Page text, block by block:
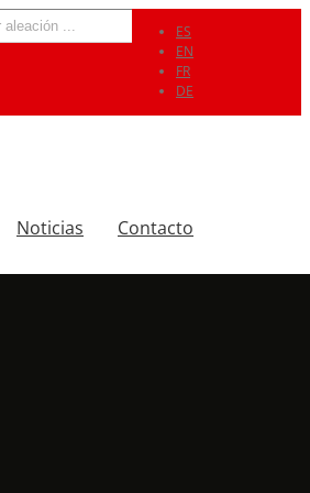
ES
EN
FR
DE
Noticias Contacto